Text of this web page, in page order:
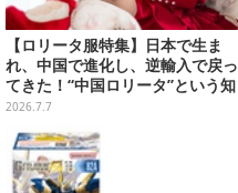
【ロリータ服特集】日本で生ま
れ、中国で進化し、逆輸入で戻っ
てきた！“中国ロリータ”という知
られざる巨大カルチャーの今を取
2026.7.7